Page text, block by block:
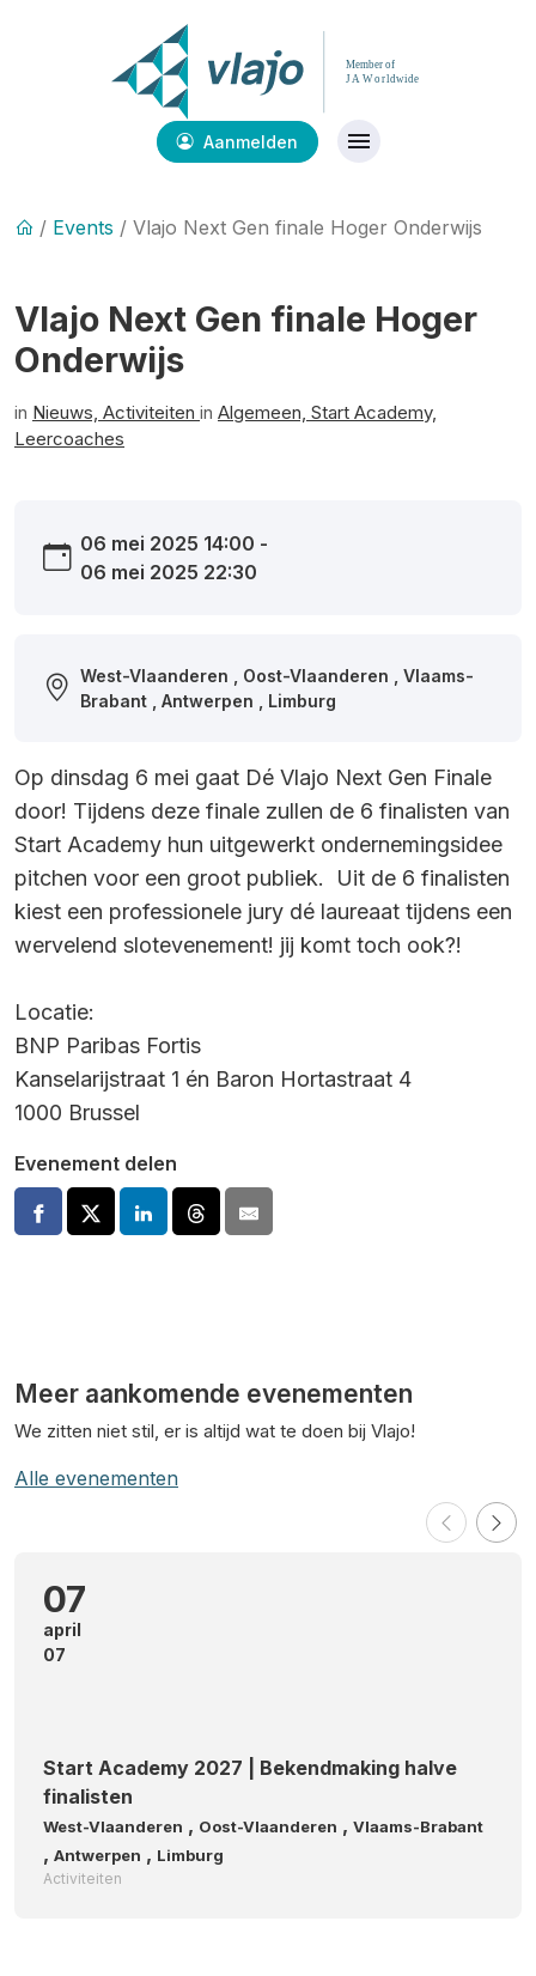
Aanmelden
/ Events / Vlajo Next Gen finale Hoger Onderwijs
Vlajo Next Gen finale Hoger
Onderwijs
in Nieuws, Activiteiten in Algemeen, Start Academy,
Leercoaches
06 mei 2025 14:00 -
06 mei 2025 22:30
West-Vlaanderen , Oost-Vlaanderen , Vlaams-
Brabant , Antwerpen , Limburg
Op dinsdag 6 mei gaat Dé Vlajo Next Gen Finale
door! Tijdens deze finale zullen de 6 finalisten van
Start Academy hun uitgewerkt ondernemingsidee
pitchen voor een groot publiek. Uit de 6 finalisten
kiest een professionele jury dé laureaat tijdens een
wervelend slotevenement! jij komt toch ook?!
Locatie:
BNP Paribas Fortis
Kanselarijstraat 1 én Baron Hortastraat 4
1000 Brussel
Evenement delen
Meer aankomende evenementen
We zitten niet stil, er is altijd wat te doen bij Vlajo!
Alle evenementen
07
april
07
Start Academy 2027 | Bekendmaking halve
finalisten
West-Vlaanderen , Oost-Vlaanderen , Vlaams-Brabant
, Antwerpen , Limburg
Activiteiten